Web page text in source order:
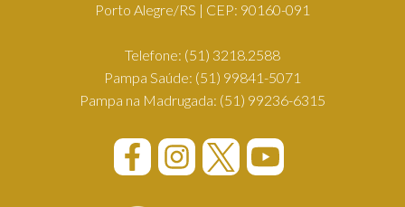
Porto Alegre/RS | CEP: 90160-091
Telefone: (51) 3218.2588
Pampa Saúde: (51) 99841-5071
Pampa na Madrugada: (51) 99236-6315